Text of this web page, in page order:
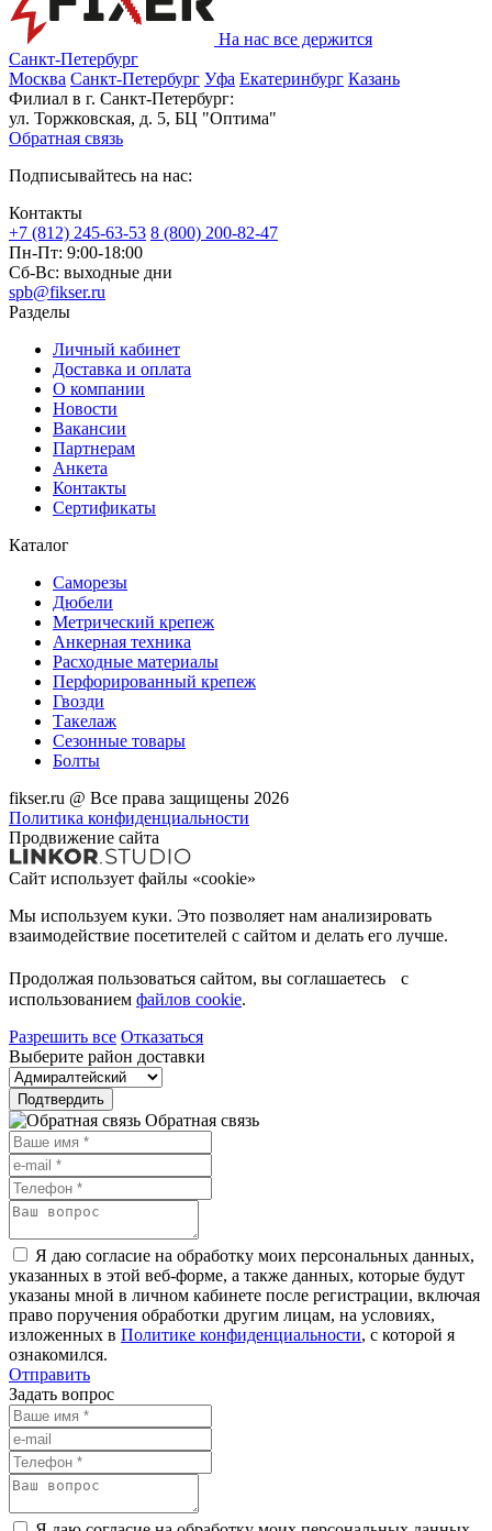
На нас все держится
Санкт-Петербург
Москва Санкт-Петербург Уфа Екатеринбург Казань
Филиал в г. Санкт-Петербург:
ул. Торжковская, д. 5, БЦ "Оптима"
Обратная связь
Подписывайтесь на нас:
Контакты
+7 (812) 245-63-53 8 (800) 200-82-47
Пн-Пт: 9:00-18:00
Сб-Вс: выходные дни
spb@fikser.ru
Разделы
Личный кабинет
Доставка и оплата
О компании
Новости
Вакансии
Партнерам
Анкета
Контакты
Сертификаты
Каталог
Саморезы
Дюбели
Метрический крепеж
Анкерная техника
Расходные материалы
Перфорированный крепеж
Гвозди
Такелаж
Сезонные товары
Болты
fikser.ru @ Все права защищены 2026
Политика конфиденциальности
Продвижение сайта
Сайт использует файлы «cookie»
Мы используем куки. Это позволяет нам анализировать
взаимодействие посетителей с сайтом и делать его лучше.
Продолжая пользоваться сайтом, вы соглашаетесь с
использованием файлов cookie.
Разрешить все Отказаться
Выберите район доставки
Подтвердить
Обратная связь
Я даю согласие на обработку моих персональных данных,
указанных в этой веб-форме, а также данных, которые будут
указаны мной в личном кабинете после регистрации, включая
право поручения обработки другим лицам, на условиях,
изложенных в Политике конфиденциальности, с которой я
ознакомился.
Отправить
Задать вопрос